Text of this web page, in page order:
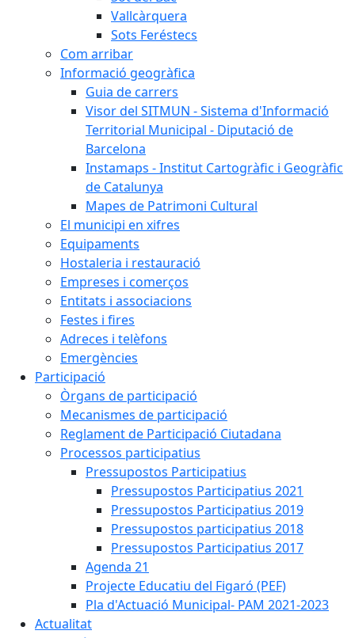
Vallcàrquera
Sots Feréstecs
Com arribar
Informació geogràfica
Guia de carrers
Visor del SITMUN - Sistema d'Informació
Territorial Municipal - Diputació de
Barcelona
Instamaps - Institut Cartogràfic i Geogràfic
de Catalunya
Mapes de Patrimoni Cultural
El municipi en xifres
Equipaments
Hostaleria i restauració
Empreses i comerços
Entitats i associacions
Festes i fires
Adreces i telèfons
Emergències
Participació
Òrgans de participació
Mecanismes de participació
Reglament de Participació Ciutadana
Processos participatius
Pressupostos Participatius
Pressupostos Participatius 2021
Pressupostos Participatius 2019
Pressupostos participatius 2018
Pressupostos Participatius 2017
Agenda 21
Projecte Educatiu del Figaró (PEF)
Pla d'Actuació Municipal- PAM 2021-2023
Actualitat